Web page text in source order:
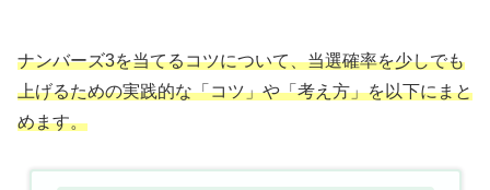
ナンバーズ3を当てるコツについて、当選確率を少しでも
上げるための実践的な「コツ」や「考え方」を以下にまと
めます。